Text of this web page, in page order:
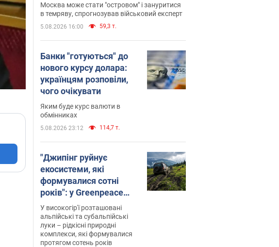
Москва може стати "островом" і зануритися
в темряву, спрогнозував військовий експерт
5.08.2026 16:00 59,3 т.
Банки "готуються" до
нового курсу долара:
українцям розповіли,
чого очікувати
Яким буде курс валюти в
обмінниках
5.08.2026 23:12 114,7 т.
"Джипінг руйнує
екосистеми, які
формувалися сотні
років": у Greenpeace
забили на сполох
У високогір'ї розташовані
альпійські та субальпійські
луки – рідкісні природні
комплекси, які формувалися
протягом сотень років